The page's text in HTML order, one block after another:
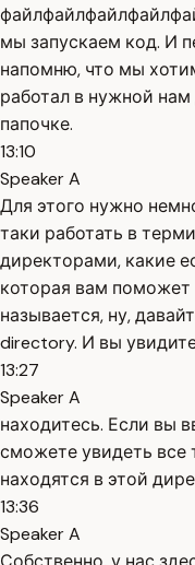
мы запускаем код. И
напомню, что мы
работал в нужной
папочке.
13:10
Speaker A
Для этого нужно
таки работать в
директорами, какие
которая вам поможет
называется, ну,
directory. И вы
13:27
Speaker A
находитесь. Если вы
сможете увидеть все
находятся в этой
13:36
Speaker A